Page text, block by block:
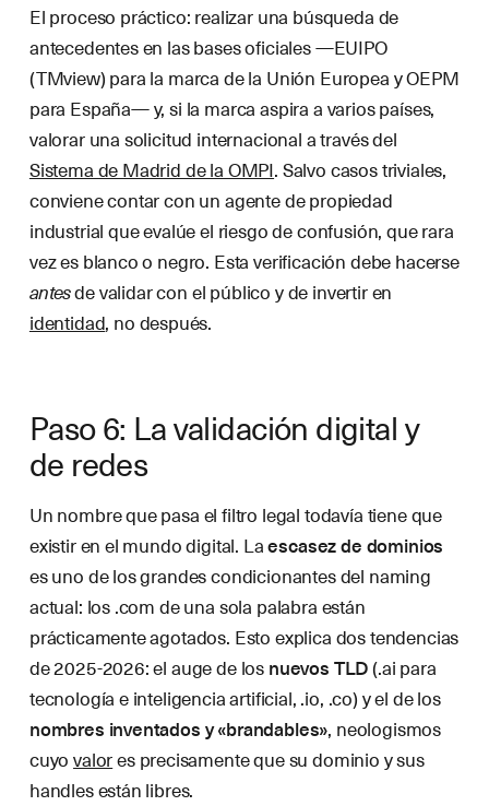
El proceso práctico: realizar una búsqueda de
antecedentes en las bases oficiales —EUIPO
(TMview) para la marca de la Unión Europea y OEPM
para España— y, si la marca aspira a varios países,
valorar una solicitud internacional a través del
Sistema de Madrid de la OMPI. Salvo casos triviales,
conviene contar con un agente de propiedad
industrial que evalúe el riesgo de confusión, que rara
vez es blanco o negro. Esta verificación debe hacerse
antesde validar con el público y de invertir en
identidad, no después.
Paso 6: La validación digital y
de redes
Un nombre que pasa el filtro legal todavía tiene que
existir en el mundo digital. Laescasez de dominios
es uno de los grandes condicionantes del naming
actual: los .com de una sola palabra están
prácticamente agotados. Esto explica dos tendencias
de 2025-2026: el auge de losnuevos TLD(.ai para
tecnología e inteligencia artificial, .io, .co) y el de los
nombres inventados y «brandables», neologismos
cuyovalores precisamente que su dominio y sus
handles están libres.